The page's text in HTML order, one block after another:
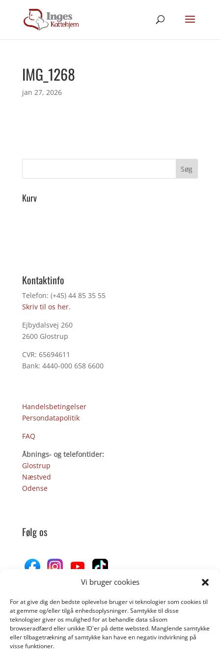
Vi bruger cookies
For at give dig den bedste oplevelse bruger vi teknologier som cookies til
at gemme og/eller tilgå enhedsoplysninger. Samtykke til disse
teknologier giver os mulighed for at behandle data såsom
browseradfærd eller unikke ID'er på dette websted. Manglende samtykke
eller tilbagetrækning af samtykke kan have en negativ indvirkning på
visse funktioner.
IMG_1268
jan 27, 2026
Kurv
Kontaktinfo
Telefon: (+45) 44 85 35 55
Skriv til os her.
Ejbydalsvej 260
2600 Glostrup
CVR: 65694611
Bank: 4440-000 658 6600
Handelsbetingelser
Persondatapolitik
FAQ
Åbnings- og telefontider:
Glostrup
Næstved
Odense
Følg os
Donér til Inges Kattehjem
DONÉR